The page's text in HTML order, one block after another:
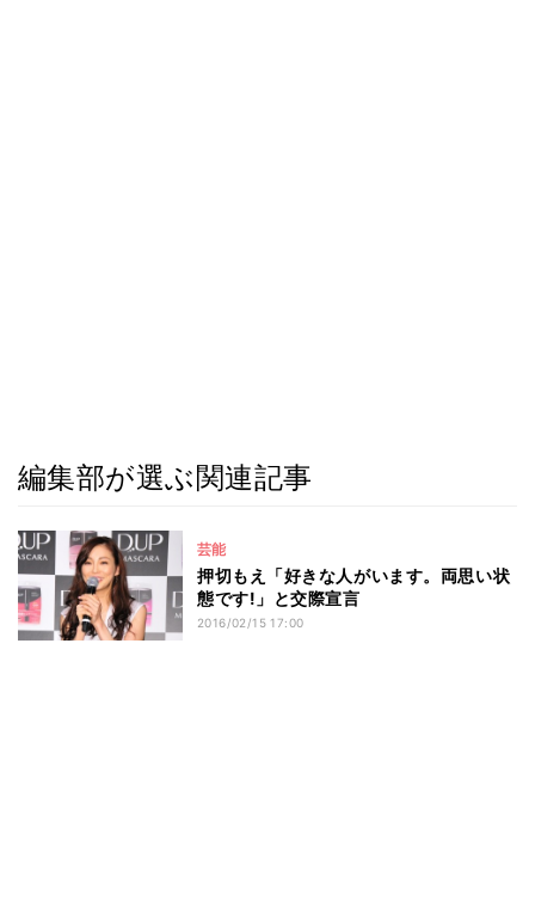
編集部が選ぶ関連記事
芸能
押切もえ「好きな人がいます。両思い状
態です!」と交際宣言
2016/02/15 17:00